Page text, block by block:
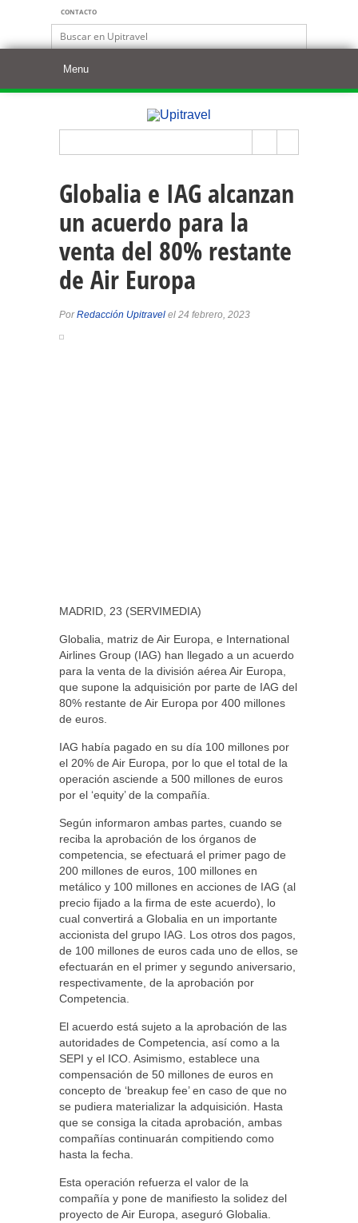
CONTACTO
Globalia e IAG alcanzan
un acuerdo para la
venta del 80% restante
de Air Europa
PorRedacción Upitravel el 24 febrero, 2023
MADRID, 23 (SERVIMEDIA)
Globalia, matriz de Air Europa, e International
Airlines Group (IAG) han llegado a un acuerdo
para la venta de la división aérea Air Europa,
que supone la adquisición por parte de IAG del
80% restante de Air Europa por 400 millones
de euros.
IAG había pagado en su día 100 millones por
el 20% de Air Europa, por lo que el total de la
operación asciende a 500 millones de euros
por el ‘equity’ de la compañía.
Según informaron ambas partes, cuando se
reciba la aprobación de los órganos de
competencia, se efectuará el primer pago de
200 millones de euros, 100 millones en
metálico y 100 millones en acciones de IAG (al
precio fijado a la firma de este acuerdo), lo
cual convertirá a Globalia en un importante
accionista del grupo IAG. Los otros dos pagos,
de 100 millones de euros cada uno de ellos, se
efectuarán en el primer y segundo aniversario,
respectivamente, de la aprobación por
Competencia.
El acuerdo está sujeto a la aprobación de las
autoridades de Competencia, así como a la
SEPI y el ICO. Asimismo, establece una
compensación de 50 millones de euros en
concepto de ‘breakup fee’ en caso de que no
se pudiera materializar la adquisición. Hasta
que se consiga la citada aprobación, ambas
compañías continuarán compitiendo como
hasta la fecha.
Esta operación refuerza el valor de la
compañía y pone de manifiesto la solidez del
proyecto de Air Europa, aseguró Globalia.